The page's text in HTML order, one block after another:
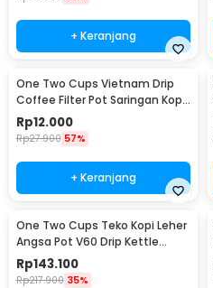
+ Keranjang
One Two Cups Vietnam Drip
Coffee Filter Pot Saringan Kopi
114ml 6Q - LC1
Rp12.000
Rp27.900 57%
+ Keranjang
One Two Cups Teko Kopi Leher
Angsa Pot V60 Drip Kettle
960ml - RF-15
Rp143.100
Rp217.900 35%